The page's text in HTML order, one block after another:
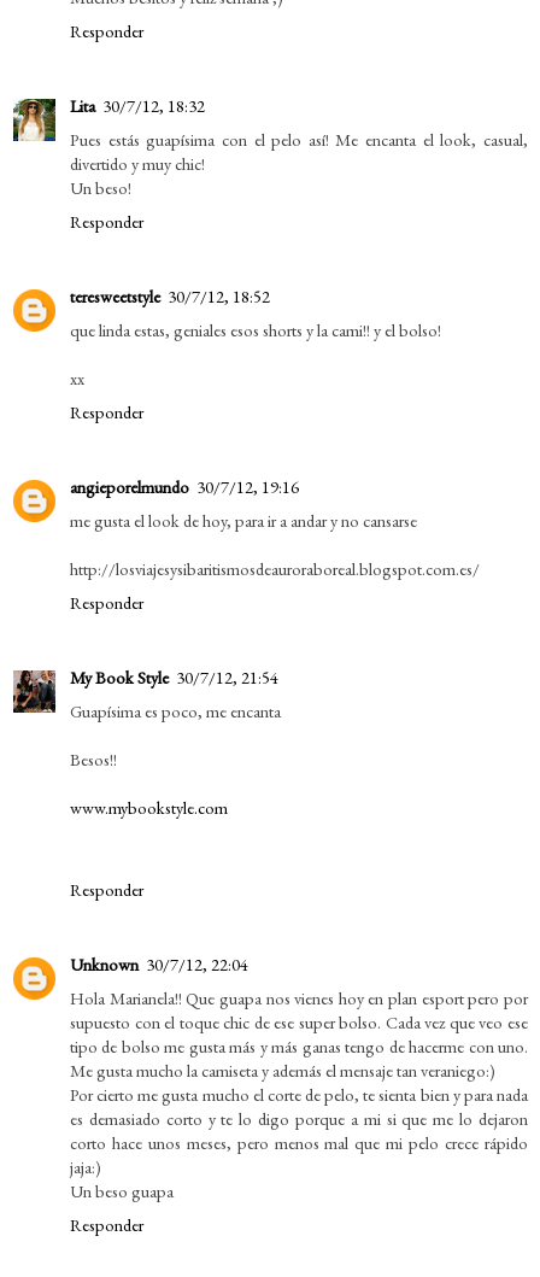
Responder
Lita 30/7/12, 18:32
Pues estás guapísima con el pelo así! Me encanta el look, casual,
divertido y muy chic!
Un beso!
Responder
teresweetstyle 30/7/12, 18:52
que linda estas, geniales esos shorts y la cami!! y el bolso!
xx
Responder
angieporelmundo 30/7/12, 19:16
me gusta el look de hoy, para ir a andar y no cansarse
http://losviajesysibaritismosdeauroraboreal.blogspot.com.es/
Responder
My Book Style 30/7/12, 21:54
Guapísima es poco, me encanta
Besos!!
www.mybookstyle.com
Responder
Unknown 30/7/12, 22:04
Hola Marianela!! Que guapa nos vienes hoy en plan esport pero por
supuesto con el toque chic de ese super bolso. Cada vez que veo ese
tipo de bolso me gusta más y más ganas tengo de hacerme con uno.
Me gusta mucho la camiseta y además el mensaje tan veraniego:)
Por cierto me gusta mucho el corte de pelo, te sienta bien y para nada
es demasiado corto y te lo digo porque a mi si que me lo dejaron
corto hace unos meses, pero menos mal que mi pelo crece rápido
jaja:)
Un beso guapa
Responder